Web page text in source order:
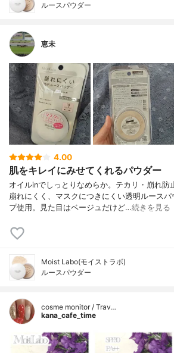
ルースパウダー
恵未
4.00
肌をキレイにみせてくれるパウダー
オイルinでしっとりなめらか。テカリ・崩れ防
崩れにくく、マスクにつきにくい透明ルース
プ使用。見た目はベージュだけど…続きを見る
Moist Labo(モイストラボ)
ルースパウダー
cosme monitor / Trav…
kana_cafe_time